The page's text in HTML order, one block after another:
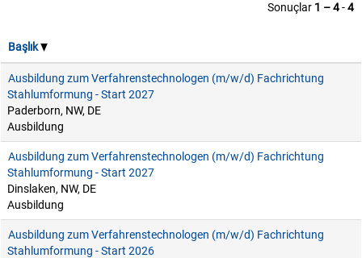
Sonuçlar 1 – 4-4
Başlık
Ausbildung zum Verfahrenstechnologen (m/w/d) Fachrichtung
Stahlumformung - Start 2027
Paderborn, NW, DE
Ausbildung
Ausbildung zum Verfahrenstechnologen (m/w/d) Fachrichtung
Stahlumformung - Start 2027
Dinslaken, NW, DE
Ausbildung
Ausbildung zum Verfahrenstechnologen (m/w/d) Fachrichtung
Stahlumformung - Start 2026